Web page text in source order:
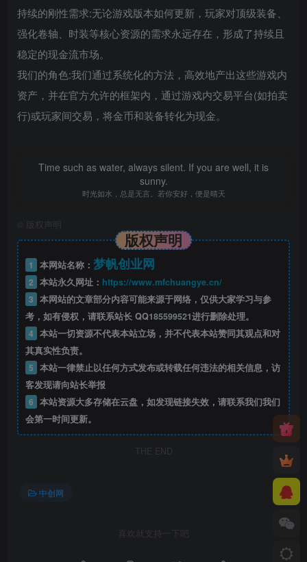
持续的刚性需求:无论游戏版本如何更新，玩家对顶级装备、
强化卷轴、时装等核心资源的需求永远存在，形成了持续且
稳定的现金流市场。
我们的角色:我们通过系统化的方法，高效地产出这些游戏内
资产，并在官方允许的框架内，通过游戏内交易平台(如拍卖
行)或玩家间交易，将金币和装备转化为现金。
Time such as water, always silent. If you are well, it is
sunny.
时光如水，总是无言。若你安好，便是晴天
版权声明
版权声明
1 本网站名称： 梦帆创业网
2 本站永久网址： https://www.mfchuangye.cn/
3 本网站的文章部分内容可能来源于网络，仅供大家学习与参
考，如有侵权，请联系站长 QQ185599521进行删除处理。
4 本站一切资源不代表本站立场，并不代表本站赞同其观点和对
其真实性负责。
5 本站一律禁止以任何方式发布或转载任何违法的相关信息，访
客发现请向站长举报
6 本站资源大多存储在云盘，如发现链接失效，请联系我们我们
会第一时间更新。
THE END
中创网
喜欢就支持一下吧